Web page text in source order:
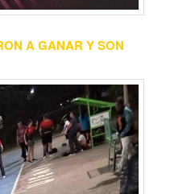
A GANAR Y SON